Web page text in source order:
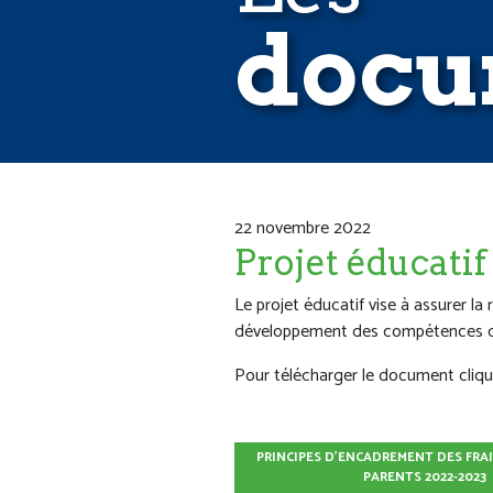
22 novembre 2022
Projet éducatif
Le projet éducatif vise à assurer
développement des compétences
Pour télécharger le document
PRINCIPES D'ENCADREMENT DES
PARENTS 2022-2023